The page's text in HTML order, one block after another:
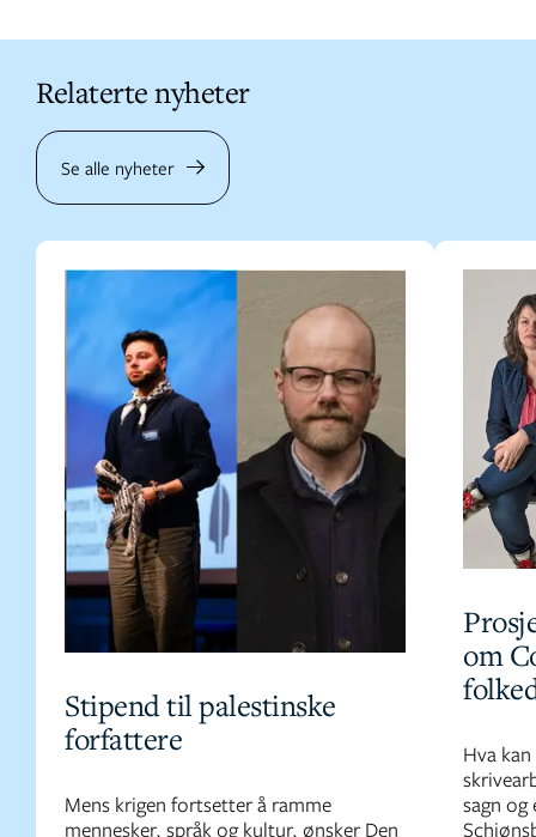
Relaterte nyheter
Se alle nyheter
Stipend til palestinske
forfattere
Mens krigen fortsetter å ramme
mennesker, språk og kultur, ønsker Den
om
Hva
sagn og